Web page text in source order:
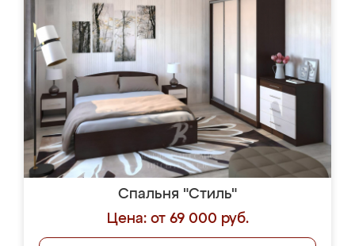
Спальня "Стиль"
Цена: от 69 000 руб.